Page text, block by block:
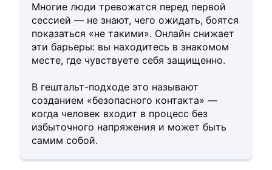
Многие люди тревожатся перед первой
сессией — не знают, чего ожидать, боятся
показаться «не такими». Онлайн снижает
эти барьеры: вы находитесь в знакомом
месте, где чувствуете себя защищенно.
В гештальт-подходе это называют
созданием «безопасного контакта» —
когда человек входит в процесс без
избыточного напряжения и может быть
самим собой.